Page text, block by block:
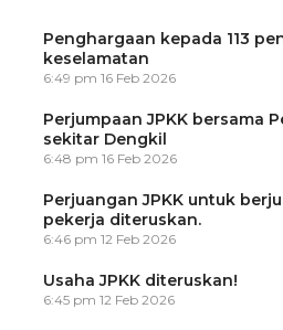
Penghargaan kepada 113
keselamatan
6:49 pm 16 Feb 2026
Perjumpaan JPKK bersama
sekitar Dengkil
6:48 pm 16 Feb 2026
Perjuangan JPKK untuk
pekerja diteruskan.
6:46 pm 12 Feb 2026
Usaha JPKK diteruskan!
6:45 pm 12 Feb 2026